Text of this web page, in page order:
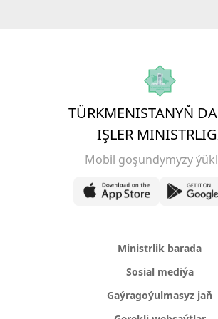
TÜRKMENISTANYŇ
IŞLER
Mobil goşundymyzy
Ministrlik barada
Sosial mediýa
Gaýragoýulmasyz jaň